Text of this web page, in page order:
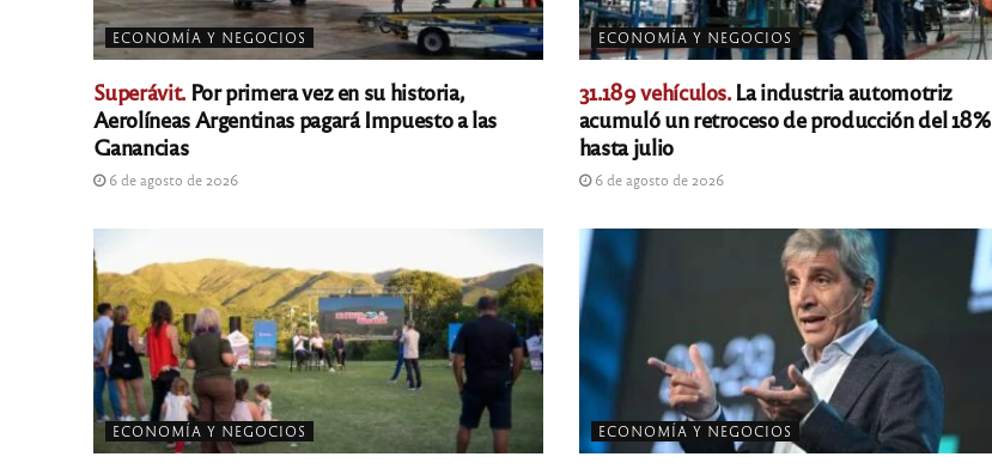
ECONOMÍA Y NEGOCIOS
Superávit.Por primera vez en su historia,
Aerolíneas Argentinas pagará Impuesto a las
Ganancias
6 de agosto de 2026
ECONOMÍA Y NEGOCIOS
31.189 vehículos.La industria automotriz
acumuló un retroceso de producción del 18%
hasta julio
6 de agosto de 2026
ECONOMÍA Y NEGOCIOS ECONOMÍA Y NEGOCIOS